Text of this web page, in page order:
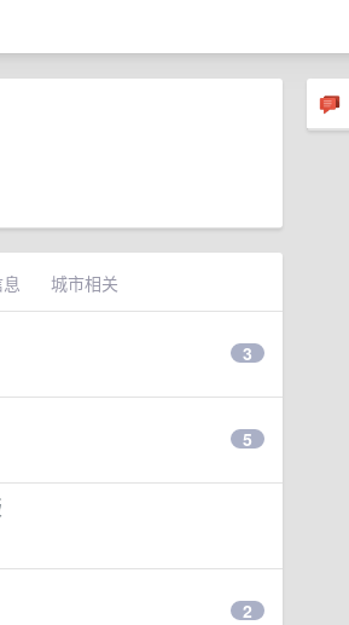
城市相关
3
5
2